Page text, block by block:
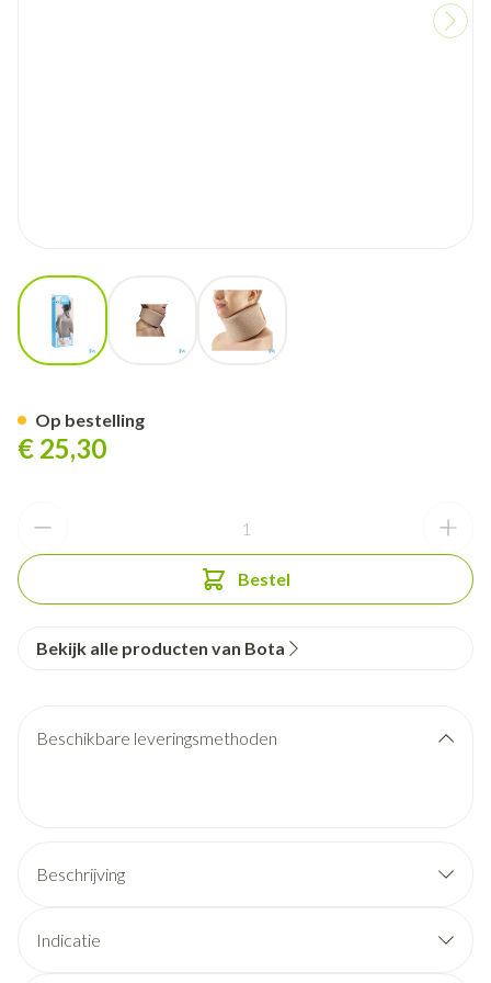
View larger imageView larger imageView larger image
€ 25,30
Bestel
Op bestelling
Bekijk alle producten van Bota
Beschikbare leveringsmethoden
Beschrijving
Indicatie